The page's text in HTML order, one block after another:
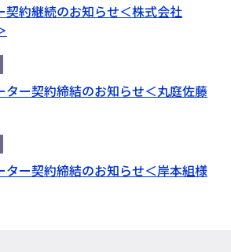
契約継続のお知らせ＜株式会社
ター契約締結のお知らせ＜丸庭佐藤
ター契約締結のお知らせ＜岸本組様